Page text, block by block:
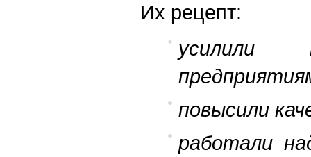
Их рецепт:
усилили
повысили
работали